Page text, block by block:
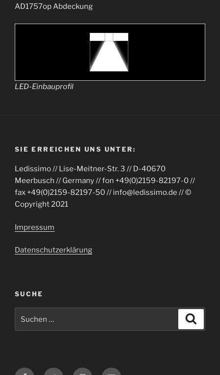
AD1757op Abdeckung
LED-Einbauprofil
SIE ERREICHEN UNS UNTER:
Ledissimo // Lise-Meitner-Str. 3 // D-40670
Meerbusch // Germany // fon +49(0)2159-82197-0 //
fax +49(0)2159-82197-50 // info@ledissimo.de // ©
Copyright 2021
Impressum
Datenschutzerklärung
SUCHE